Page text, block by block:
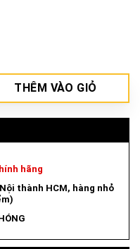
HWRF088 số lượng
THÊM VÀO GIỎ
hãng
thành HCM, hàng nhỏ